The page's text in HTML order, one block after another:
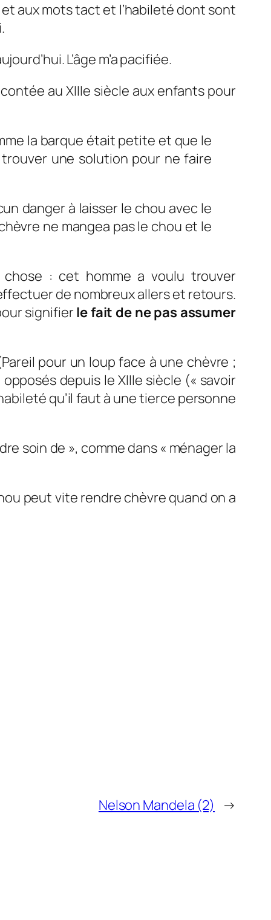
et aux mots tact et l’habileté dont sont
L’âge m’a pacifiée.
au XIIIe siècle aux enfants pour
la barque était petite et que le
une solution pour ne faire
danger à laisser le chou avec le
ne mangea pas le chou et le
: cet homme a voulu trouver
de nombreux allers et retours.
signifier le fait de ne pas assumer
pour un loup face à une chèvre ;
depuis le XIIIe siècle (« savoir
qu’il faut à une tierce personne
soin de », comme dans « ménager la
peut vite rendre chèvre quand on a
Nelson Mandela (2) →